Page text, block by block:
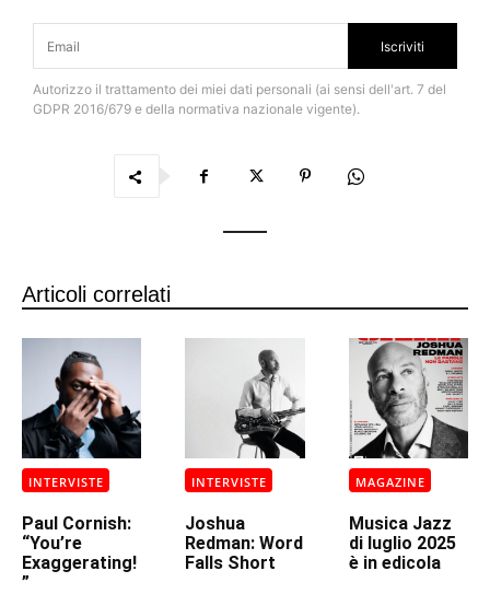
Iscriviti
Autorizzo il trattamento dei miei dati personali (ai sensi dell'art. 7 del
GDPR 2016/679 e della normativa nazionale vigente).
Articoli correlati
INTERVISTE
Paul Cornish:
“You’re
Exaggerating!
”
INTERVISTE
Joshua
Redman: Word
Falls Short
MAGAZINE
Musica Jazz
di luglio 2025
è in edicola